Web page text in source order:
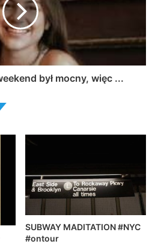
był mocny, więc ...
SUBWAY MADITATION #NYC
#ontour